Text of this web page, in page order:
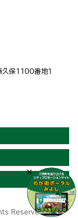
保1100番地１
Reserved.